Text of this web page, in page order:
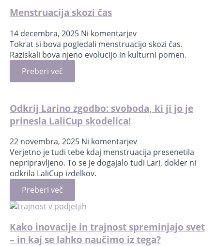
Menstruacija skozi čas
14 decembra, 2025 Ni komentarjev
Tokrat si bova pogledali menstruacijo skozi čas.
Raziskali bova njeno evolucijo in kulturni pomen.
Preberi več
Odkrij Larino zgodbo: svoboda, ki ji jo je
prinesla LaliCup skodelica!
22 novembra, 2025 Ni komentarjev
Verjetno je tudi tebe kdaj menstruacija presenetila
nepripravljeno. To se je dogajalo tudi Lari, dokler ni
odkrila LaliCup izdelkov.
Preberi več
Kako inovacije in trajnost spreminjajo svet
– in kaj se lahko naučimo iz tega?